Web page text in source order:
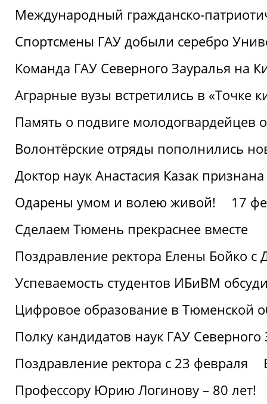
Международный гражданско-
Спортсмены ГАУ добыли серебро
Команда ГАУ Северного Зауралья на
Аграрные вузы встретились в «Точке
Память о подвиге молодогвардейцев
Волонтёрские отряды пополнились
Доктор наук Анастасия Казак
Одарены умом и волею живой!
17
Сделаем Тюмень прекраснее вместе
Поздравление ректора Елены Бойко с
Успеваемость студентов ИБиВМ
Цифровое образование в Тюменской
Полку кандидатов наук ГАУ
Поздравление ректора с 23 февраля
Профессору Юрию Логинову – 80 лет!